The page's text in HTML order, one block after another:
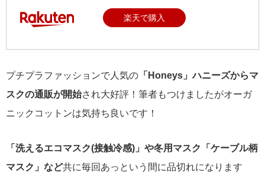
楽天で購入
プチプラファッションで人気の 「Honeys」ハニーズからマ
スクの通販が開始され大好評！筆者もつけましたがオーガ
ニックコットンは気持ち良いです！
「洗えるエコマスク(接触冷感)」や冬用マスク「ケーブル柄
マスク」など共に毎回あっという間に品切れになります